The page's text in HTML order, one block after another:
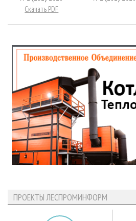
Скачать PDF
ПРОЕКТЫ ЛЕСПРОМИНФОРМ